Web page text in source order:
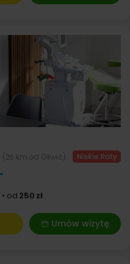
(26 km od Gliwic)
od 250 zł
Umów wizytę